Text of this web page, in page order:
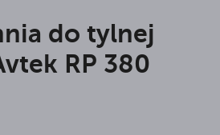
do tylnej
RP 380